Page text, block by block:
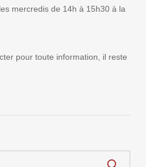
mercredis de 14h à 15h30 à la
pour toute information, il reste